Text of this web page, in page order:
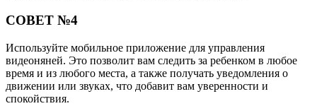
СОВЕТ №4
Используйте мобильное приложение для управления
видеоняней. Это позволит вам следить за ребенком в любое
время и из любого места, а также получать уведомления о
движении или звуках, что добавит вам уверенности и
спокойствия.